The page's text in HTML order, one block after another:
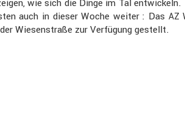
wie sich die Dinge im Tal
auch in dieser Woche weiter : Das AZ
Wiesen­straße zur Verfü­gung gestellt.